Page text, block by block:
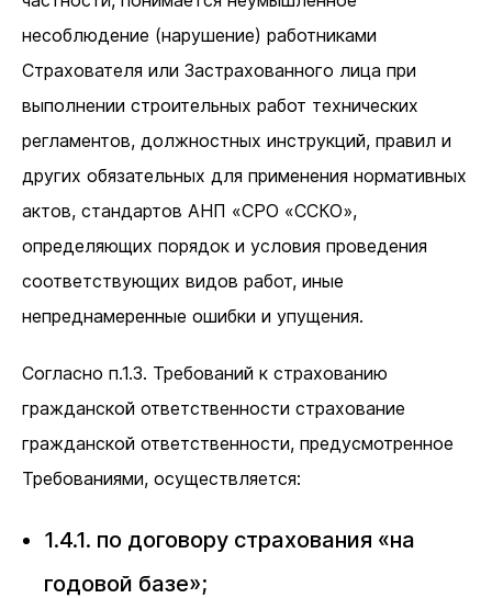
несоблюдение (нарушение) работниками
Страхователя или Застрахованного лица при
выполнении строительных работ технических
регламентов, должностных инструкций, правил и
других обязательных для применения нормативных
актов, стандартов АНП «СРО «ССКО»,
определяющих порядок и условия проведения
соответствующих видов работ, иные
непреднамеренные ошибки и упущения.
Согласно п.1.3. Требований к страхованию
гражданской ответственности страхование
гражданской ответственности, предусмотренное
Требованиями, осуществляется:
1.4.1. по договору страхования «на
годовой базе»;